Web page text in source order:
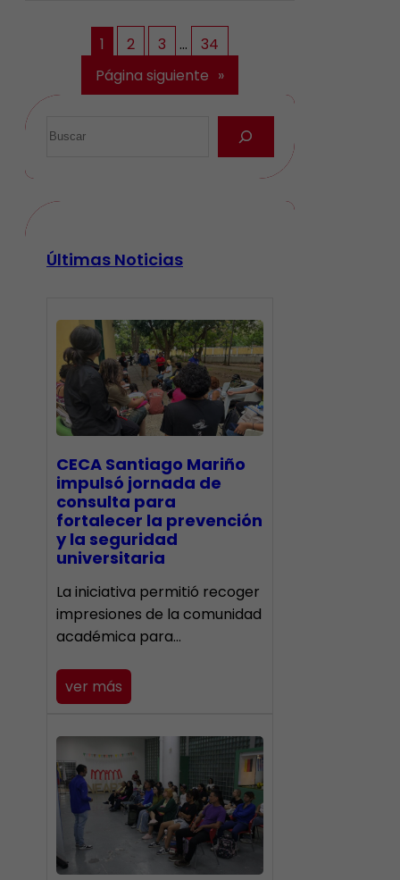
1 2 3 …
34
Página siguiente »
Últimas Noticias
CECA Santiago Mariño
impulsó jornada de
consulta para
fortalecer la prevención
y la seguridad
universitaria
La iniciativa permitió recoger
impresiones de la comunidad
académica para…
ver más